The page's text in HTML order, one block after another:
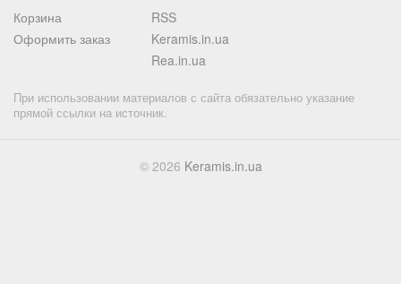
Корзина
Оформить заказ
RSS
Keramis.in.ua
Rea.in.ua
При использовании материалов с сайта обязательно указание
прямой ссылки на источник.
© 2026 Keramis.in.ua